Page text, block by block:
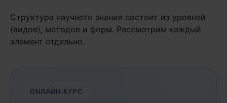
Структура научного знания состоит из уровней
(видов), методов и форм. Рассмотрим каждый
элемент отдельно.
ОНЛАЙН-КУРС